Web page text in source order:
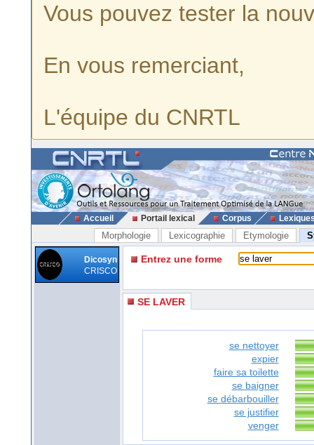
Vous pouvez tester la
En vous remerciant,
L'équipe du CNRTL
Accueil Portail lexical Corpus
Morphologie Lexicographie Etymologie
Dicosyn
CRISCO
Entrez une forme
SE LAVER
se nettoyer
expier
faire sa toilette
se baigner
se débarbouiller
se justifier
venger